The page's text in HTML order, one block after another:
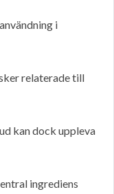
i
relaterade till
kan dock uppleva
ingrediens